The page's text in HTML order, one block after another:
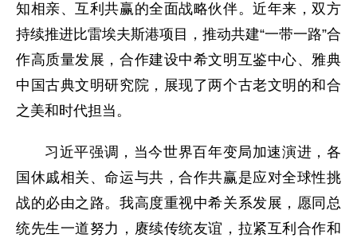
知相亲、互利共赢的全面战略伙伴。近年来，双方
持续推进比雷埃夫斯港项目，推动共建“一带一路”合
作高质量发展，合作建设中希文明互鉴中心、雅典
中国古典文明研究院，展现了两个古老文明的和合
之美和时代担当。
习近平强调，当今世界百年变局加速演进，各
国休戚相关、命运与共，合作共赢是应对全球性挑
战的必由之路。我高度重视中希关系发展，愿同总
统先生一道努力，赓续传统友谊，拉紧互利合作和